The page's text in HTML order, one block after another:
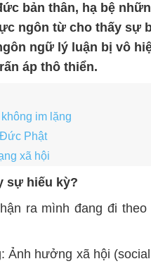
bản thân, hạ bệ
lực ngôn từ cho thấy sự
ngữ lý luận bị vô
áp thô thiển.
im lặng
Phật
xã hội
sự hiếu kỳ?
ra mình đang đi
: Ảnh hưởng xã hội